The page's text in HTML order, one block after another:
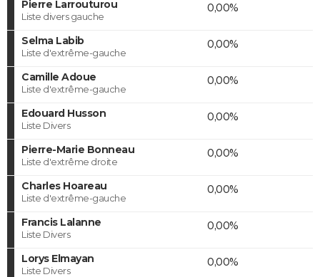
Pierre Larrouturou
Liste divers gauche
0,00%
Selma Labib
Liste d'extrême-gauche
0,00%
Camille Adoue
Liste d'extrême-gauche
0,00%
Edouard Husson
Liste Divers
0,00%
Pierre-Marie Bonneau
Liste d'extrême droite
0,00%
Charles Hoareau
Liste d'extrême-gauche
0,00%
Francis Lalanne
Liste Divers
0,00%
Lorys Elmayan
Liste Divers
0,00%